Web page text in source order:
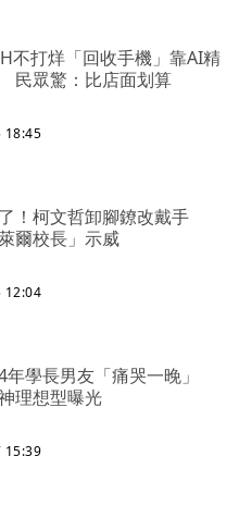
不打烊「回收手機」靠AI精
民眾驚：比店面划算
18:45
！柯文哲卸腳鐐改戴手
爾校長」示威
12:04
年學長男友「痛哭一晚」
理想型曝光
15:39